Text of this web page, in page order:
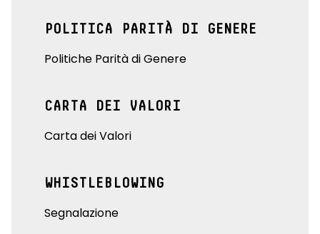
POLITICA PARITÀ DI GENERE
Politiche Parità di Genere
CARTA DEI VALORI
Carta dei Valori
WHISTLEBLOWING
Segnalazione